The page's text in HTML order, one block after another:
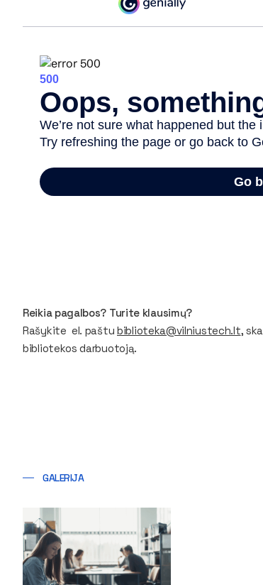
Reikia pagalbos? Turite klausimų?
Rašykite el. paštu biblioteka@vilniustech.lt,
bibliotekos darbuotoją.
GALERIJA